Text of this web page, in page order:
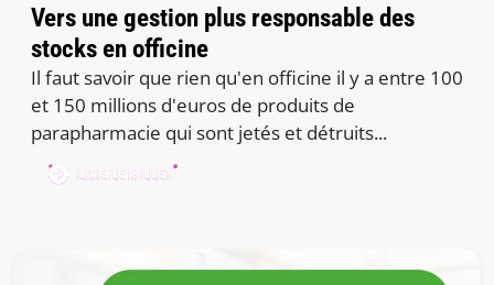
Vers une gestion plus responsable des
stocks en officine
Il faut savoir que rien qu'en officine il y a entre 100
et 150 millions d'euros de produits de
parapharmacie qui sont jetés et détruits...
LIRE LE BILLET